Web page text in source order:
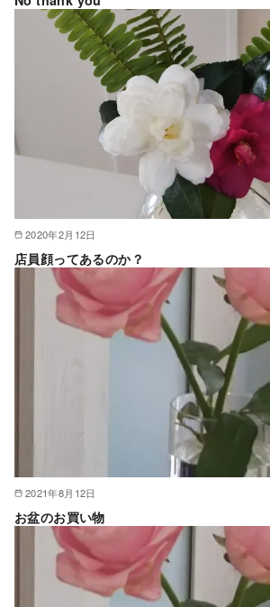
2020年2月12日
店員顔ってあるのか？
2021年8月12日
お盆のお買い物